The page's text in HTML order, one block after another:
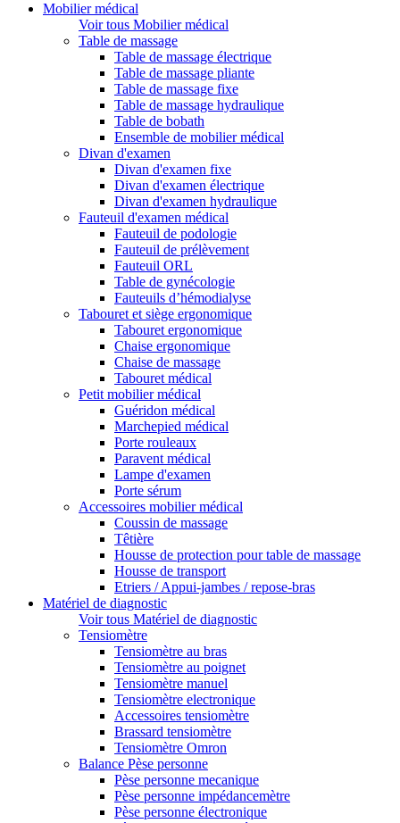
Mobilier médical
Voir tous Mobilier médical
Table de massage
Table de massage électrique
Table de massage pliante
Table de massage fixe
Table de massage hydraulique
Table de bobath
Ensemble de mobilier médical
Divan d'examen
Divan d'examen fixe
Divan d'examen électrique
Divan d'examen hydraulique
Fauteuil d'examen médical
Fauteuil de podologie
Fauteuil de prélèvement
Fauteuil ORL
Table de gynécologie
Fauteuils d’hémodialyse
Tabouret et siège ergonomique
Tabouret ergonomique
Chaise ergonomique
Chaise de massage
Tabouret médical
Petit mobilier médical
Guéridon médical
Marchepied médical
Porte rouleaux
Paravent médical
Lampe d'examen
Porte sérum
Accessoires mobilier médical
Coussin de massage
Têtière
Housse de protection pour table de massage
Housse de transport
Etriers / Appui-jambes / repose-bras
Matériel de diagnostic
Voir tous Matériel de diagnostic
Tensiomètre
Tensiomètre au bras
Tensiomètre au poignet
Tensiomètre manuel
Tensiomètre electronique
Accessoires tensiomètre
Brassard tensiomètre
Tensiomètre Omron
Balance Pèse personne
Pèse personne mecanique
Pèse personne impédancemètre
Pèse personne électronique